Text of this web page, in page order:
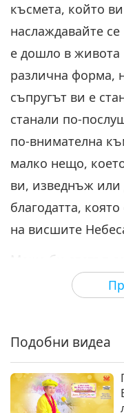
късмета, който
наслаждавайте
е дошло в
различна форма,
съпругът ви е
станали по-
по-внимателна
малко нещо,
ви, изведнъж или
благодатта,
на висшите
Може би светът
променя. Просто
физическата
там.” Вие не
Къде? Къде?”
Имам предвид,
Подобни видеа